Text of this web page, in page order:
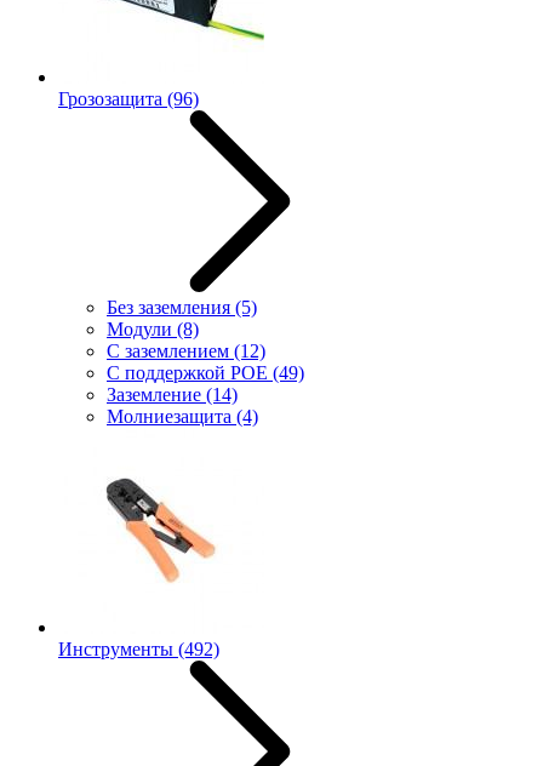
Грозозащита (96)
Без заземления (5)
Модули (8)
С заземлением (12)
С поддержкой POE (49)
Заземление (14)
Молниезащита (4)
Инструменты (492)